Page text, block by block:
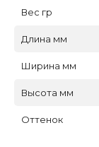
Вес гр
Длина мм
Ширина мм
Высота мм
Оттенок